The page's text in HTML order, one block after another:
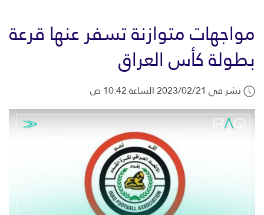
مواجهات متوازنة تسفر عنها قرعة
بطولة كأس العراق
نشر في 2023/02/21 الساعة 10:42 ص